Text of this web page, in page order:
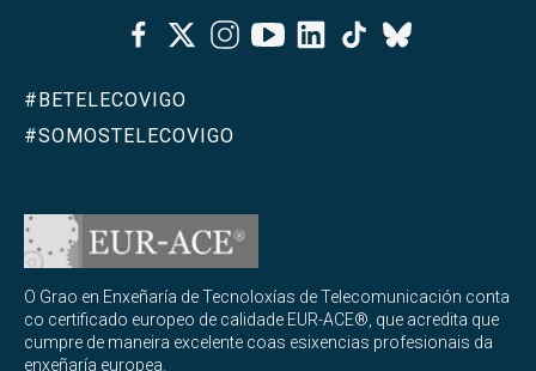
FacebookTwitterInstagramYoutubeLinkedinTiktok
Bluesky
#BETELECOVIGO
#SOMOSTELECOVIGO
O Grao en Enxeñaría de Tecnoloxías de Telecomunicación conta
co certificado europeo de calidade EUR-ACE®, que acredita que
cumpre de maneira excelente coas esixencias profesionais da
enxeñaría europea.